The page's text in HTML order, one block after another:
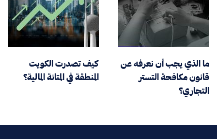
ما الذي يجب أن نعرفه عن
قانون مكافحة التستر
التجاري؟
كيف تصدرت الكويت
المنطقة في المتانة المالية؟